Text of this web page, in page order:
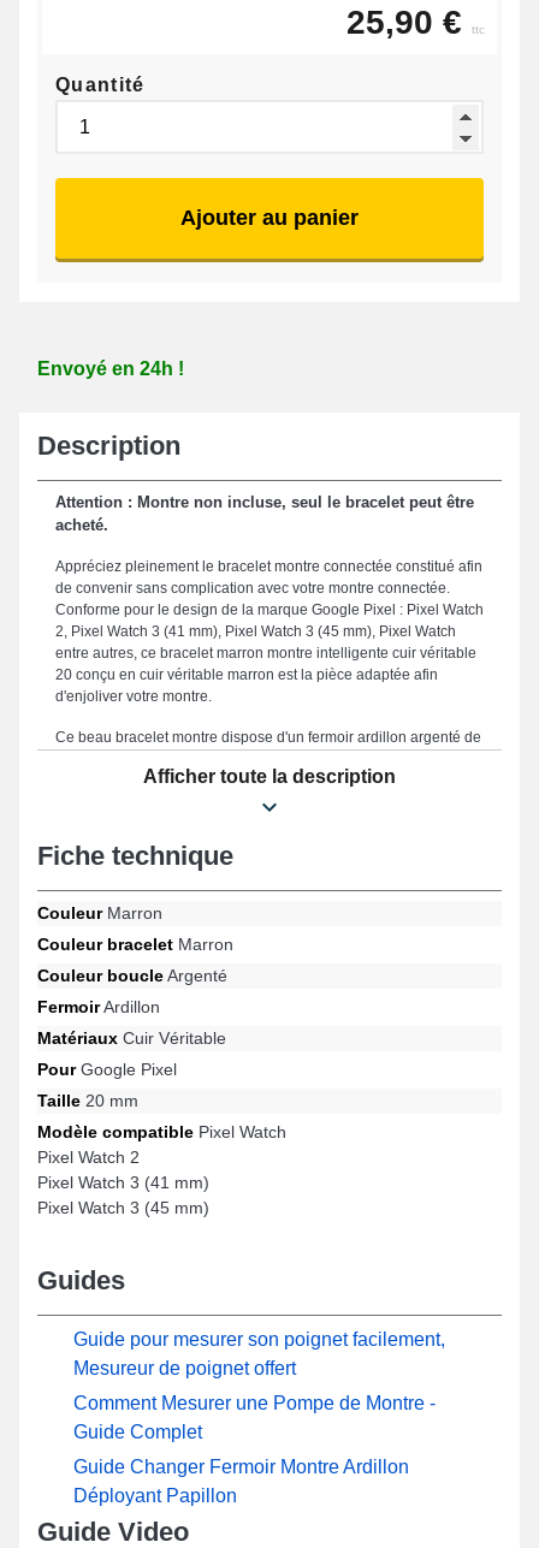
25,90 € ttc
Quantité
Ajouter au panier
Envoyé en 24h !
Description
Attention : Montre non incluse, seul le bracelet peut être
acheté.
Appréciez pleinement le bracelet montre connectée constitué afin
de convenir sans complication avec votre montre connectée.
Conforme pour le design de la marque Google Pixel : Pixel Watch
2, Pixel Watch 3 (41 mm), Pixel Watch 3 (45 mm), Pixel Watch
entre autres, ce bracelet marron montre intelligente cuir véritable
20 conçu en cuir véritable marron est la pièce adaptée afin
d'enjoliver votre montre.
Ce beau bracelet montre dispose d'un fermoir ardillon argenté de
simple et probant. La proportion de 20mm facilite une
manipulation confortable et une connexion harmonieuse avec
smartwatch se positionne comme un compromis approprié afin
de remplacer un accessoire défectueux ou abîmé, tout en offrant
une longévité accrue pour votre montre. La couleur marron
harmonieuse de ce bracelet montre renforce la touche casual de
connectée présente une attache ardillon de qualité supérieure et
est utilisable pour le format de Pixel Watch 3 (45 mm), Pixel
Watch 2, Pixel Watch 3 (41 mm), Pixel Watch et beaucoup
précision sur une multitude de références compatibles de la
marque Google Pixel, ce produit combine confort et robustesse et
adaptabilité en vue d'offrir une satisfaction totale.
Afficher toute la description
Fiche technique
CouleurMarron
Couleur bracelet Marron
Couleur boucleArgenté
FermoirArdillon
Matériaux Cuir Véritable
PourGoogle Pixel
Taille 20 mm
Modèle compatible Pixel Watch
Pixel Watch 2
Pixel Watch 3 (41 mm)
Pixel Watch 3 (45 mm)
Guides
Guide pour mesurer son poignet facilement,
Mesureur de poignet offert
Comment Mesurer une Pompe de Montre -
Guide Complet
Guide Changer Fermoir Montre Ardillon
Déployant Papillon
Guide Video